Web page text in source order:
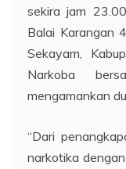
sekira jam
Balai Karangan
Sekayam,
Narkoba
mengamankan
“Dari
narkotika